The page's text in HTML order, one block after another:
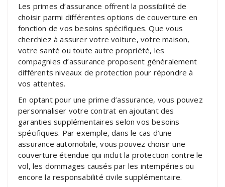
Les primes d’assurance offrent la possibilité de
choisir parmi différentes options de couverture en
fonction de vos besoins spécifiques. Que vous
cherchiez à assurer votre voiture, votre maison,
votre santé ou toute autre propriété, les
compagnies d’assurance proposent généralement
différents niveaux de protection pour répondre à
vos attentes.
En optant pour une prime d’assurance, vous pouvez
personnaliser votre contrat en ajoutant des
garanties supplémentaires selon vos besoins
spécifiques. Par exemple, dans le cas d’une
assurance automobile, vous pouvez choisir une
couverture étendue qui inclut la protection contre le
vol, les dommages causés par les intempéries ou
encore la responsabilité civile supplémentaire.